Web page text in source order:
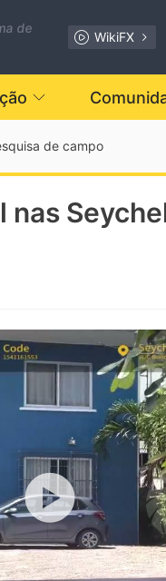
de
WikiFX
de campo
nas